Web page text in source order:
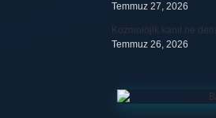
Temmuz 27, 2026
Kozmolojik kanıt ne
Temmuz 26, 2026